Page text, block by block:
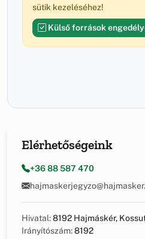
sütik kezeléséhez!
Külső források
Elérhetőségeink
+36 88 587 470
Hivatal:8192 Hajmáskér,
Irányítószám:8192